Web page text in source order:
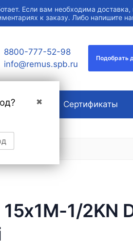
Если вам необходима
к заказу. Либо напишите
✖
8800-777-52-98
info@remus.spb.ru
Подобрать
Сертификаты
1/2KN